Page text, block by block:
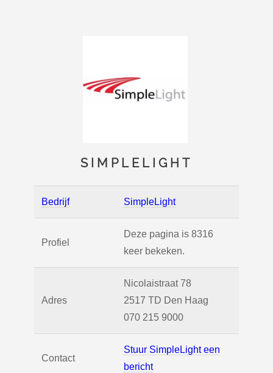
SIMPLELIGHT
Bedrijf SimpleLight
Profiel
Deze pagina is 8316
keer bekeken.
Adres
Nicolaistraat 78
2517 TD Den Haag
070 215 9000
Contact
Stuur SimpleLight een
bericht